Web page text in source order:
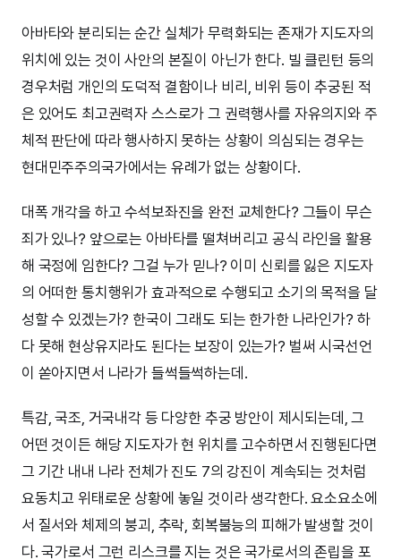
아바타와 분리되는 순간 실체가 무력화되는 존재가 지도자의
위치에 있는 것이 사안의 본질이 아닌가 한다. 빌 클린턴 등의
경우처럼 개인의 도덕적 결함이나 비리, 비위 등이 추궁된 적
은 있어도 최고권력자 스스로가 그 권력행사를 자유의지와 주
체적 판단에 따라 행사하지 못하는 상황이 의심되는 경우는
현대민주주의국가에서는 유례가 없는 상황이다.
대폭 개각을 하고 수석보좌진을 완전 교체한다? 그들이 무슨
죄가 있나? 앞으로는 아바타를 떨쳐버리고 공식 라인을 활용
해 국정에 임한다? 그걸 누가 믿나? 이미 신뢰를 잃은 지도자
의 어떠한 통치행위가 효과적으로 수행되고 소기의 목적을 달
성할 수 있겠는가? 한국이 그래도 되는 한가한 나라인가? 하
다 못해 현상유지라도 된다는 보장이 있는가? 벌써 시국선언
이 쏟아지면서 나라가 들썩들썩하는데.
특감, 국조, 거국내각 등 다양한 추궁 방안이 제시되는데, 그
어떤 것이든 해당 지도자가 현 위치를 고수하면서 진행된다면
그 기간 내내 나라 전체가 진도 7의 강진이 계속되는 것처럼
요동치고 위태로운 상황에 놓일 것이라 생각한다. 요소요소에
서 질서와 체제의 붕괴, 추락, 회복불능의 피해가 발생할 것이
다. 국가로서 그런 리스크를 지는 것은 국가로서의 존립을 포